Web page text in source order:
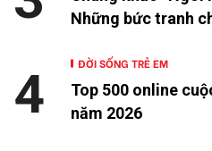
Những bức tranh
ĐỜI SỐNG TRẺ EM
Top 500 online
năm 2026
4